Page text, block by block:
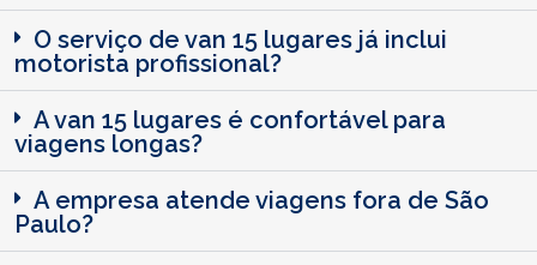
O serviço de van 15 lugares já inclui
motorista profissional?
A van 15 lugares é confortável para
viagens longas?
A empresa atende viagens fora de São
Paulo?